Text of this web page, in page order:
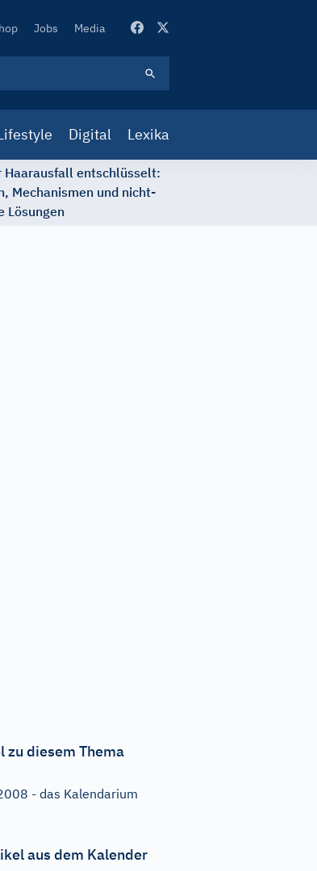
Jobs Media
Digital Lexika
Haarausfall entschlüsselt:
Mechanismen und nicht-
Lösungen
zu diesem Thema
- das Kalendarium
aus dem Kalender